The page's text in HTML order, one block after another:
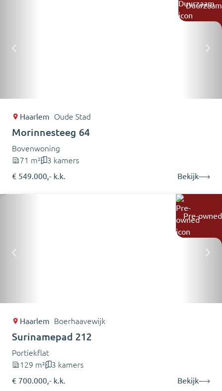
Duurzaam
Haarlem Oude Stad
Morinnesteeg 64
Bovenwoning
71 m²
3 kamers
€ 549.000,- k.k.
Bekijk
Pre-owned
Haarlem Boerhaavewijk
Surinamepad 212
Portiekflat
129 m²
3 kamers
€ 700.000,- k.k.
Bekijk